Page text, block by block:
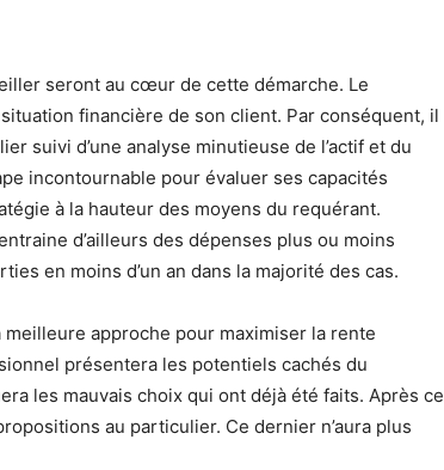
seront au cœur de cette démarche. Le
financière de son client. Par conséquent, il
suivi d’une analyse minutieuse de l’actif et du
incontournable pour évaluer ses capacités
à la hauteur des moyens du requérant.
d’ailleurs des dépenses plus ou moins
en moins d’un an dans la majorité des cas.
approche pour maximiser la rente
présentera les potentiels cachés du
les mauvais choix qui ont déjà été faits. Après ce
au particulier. Ce dernier n’aura plus